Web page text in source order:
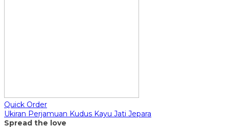
Quick Order
Ukiran Perjamuan Kudus Kayu Jati Jepara
Spread the love